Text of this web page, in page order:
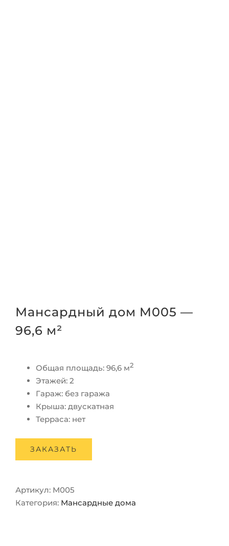
Мансардный дом M005 —
96,6 м²
Общая площадь: 96,6 м2
Этажей: 2
Гараж: без гаража
Крыша: двускатная
Терраса: нет
ЗАКАЗАТЬ
Артикул: M005
Категория: Мансардные дома